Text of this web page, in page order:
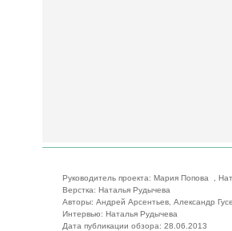
Руководитель проекта: Мария Попова ,
Верстка: Наталья Рудычева
Авторы: Андрей Арсентьев, Александр
Интервью: Наталья Рудычева
Дата публикации обзора: 28.06.2013